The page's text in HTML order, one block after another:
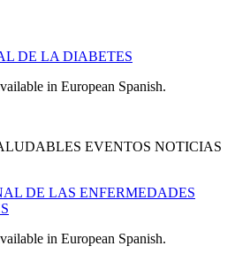
DE LA DIABETES
in European Spanish.
EVENTOS NOTICIAS
DE LAS ENFERMEDADES
in European Spanish.